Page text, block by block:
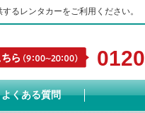
るレンタカーをご利用ください。
0120
よくある質問